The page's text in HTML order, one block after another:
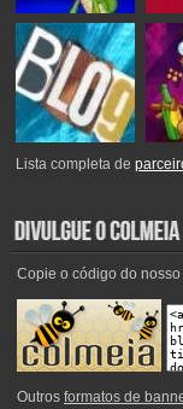
Lista completa de
Copie o código do nosso
Outros formatos de